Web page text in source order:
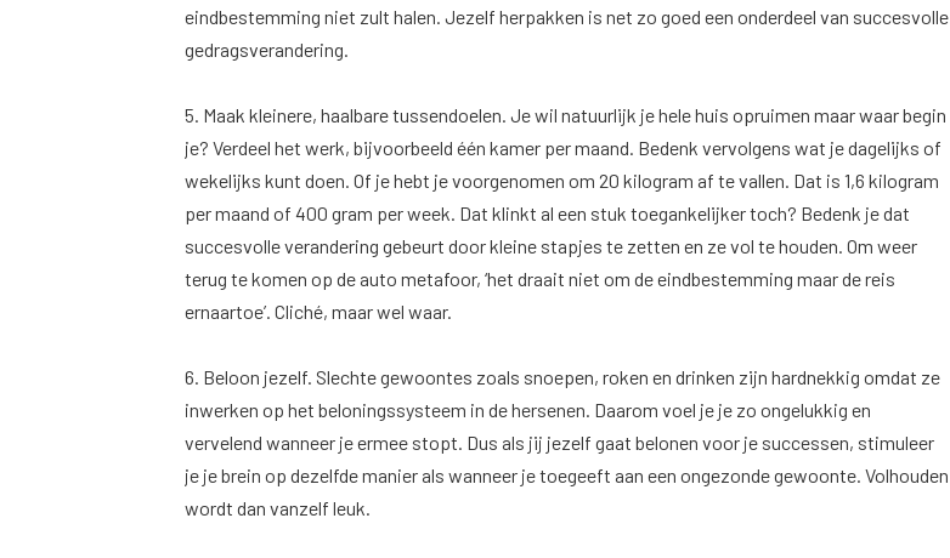
eindbestemming niet zult halen. Jezelf herpakken is net zo goed een onderdeel van succesvolle
gedragsverandering.
5. Maak kleinere, haalbare tussendoelen. Je wil natuurlijk je hele huis opruimen maar waar begin
je? Verdeel het werk, bijvoorbeeld één kamer per maand. Bedenk vervolgens wat je dagelijks of
wekelijks kunt doen. Of je hebt je voorgenomen om 20 kilogram af te vallen. Dat is 1,6 kilogram
per maand of 400 gram per week. Dat klinkt al een stuk toegankelijker toch? Bedenk je dat
succesvolle verandering gebeurt door kleine stapjes te zetten en ze vol te houden. Om weer
terug te komen op de auto metafoor, ‘het draait niet om de eindbestemming maar de reis
ernaartoe’. Cliché, maar wel waar.
6. Beloon jezelf. Slechte gewoontes zoals snoepen, roken en drinken zijn hardnekkig omdat ze
inwerken op het beloningssysteem in de hersenen. Daarom voel je je zo ongelukkig en
vervelend wanneer je ermee stopt. Dus als jij jezelf gaat belonen voor je successen, stimuleer
je je brein op dezelfde manier als wanneer je toegeeft aan een ongezonde gewoonte. Volhouden
wordt dan vanzelf leuk.